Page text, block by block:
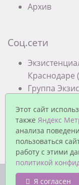
Архив
Соц.сети
Краснодаре
Группа
© Павел Еремеев,
Этот сайт
также Яндекс
анализа
пользоваться
работу с этими
политикой
Я согласен